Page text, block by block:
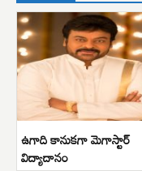
ఉగాది కానుకగా మెగాస్టార్
విద్యాదానం